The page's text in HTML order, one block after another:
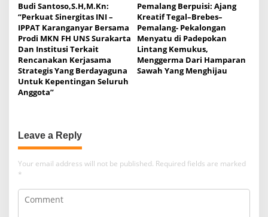
Budi Santoso,S.H,M.Kn:
“Perkuat Sinergitas INI –
IPPAT Karanganyar Bersama
Prodi MKN FH UNS Surakarta
Dan Institusi Terkait
Rencanakan Kerjasama
Strategis Yang Berdayaguna
Untuk Kepentingan Seluruh
Anggota”
Pemalang Berpuisi: Ajang
Kreatif Tegal–Brebes–
Pemalang- Pekalongan
Menyatu di Padepokan
Lintang Kemukus,
Menggerma Dari Hamparan
Sawah Yang Menghijau
Leave a Reply
Your email address will not be published. Required fields are marked
*